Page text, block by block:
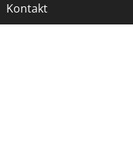
Kontakt